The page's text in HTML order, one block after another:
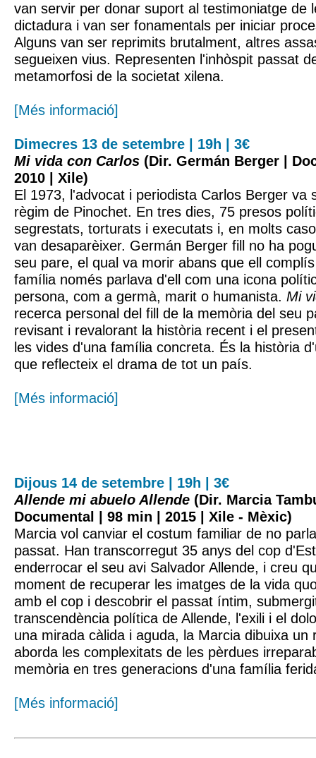
van servir per donar suport al testimoniatge de
dictadura i van ser fonamentals per iniciar
Alguns van ser reprimits brutalment, altres
segueixen vius. Representen l'inhòspit passat
metamorfosi de la societat xilena.
[Més informació]
Dimecres 13 de setembre | 19h | 3€
Mi vida con Carlos (Dir. Germán Berger |
2010 | Xile)
El 1973, l'advocat i periodista Carlos Berger va
règim de Pinochet. En tres dies, 75 presos
segrestats, torturats i executats i, en molts
van desaparèixer. Germán Berger fill no ha
seu pare, el qual va morir abans que ell
família només parlava d'ell com una icona
persona, com a germà, marit o humanista. Mi
recerca personal del fill de la memòria del seu
revisant i revalorant la història recent i el
les vides d'una família concreta. És la història
que reflecteix el drama de tot un país.
[Més informació]
Dijous 14 de setembre | 19h | 3€
Allende mi abuelo Allende (Dir. Marcia
Documental | 98 min | 2015 | Xile - Mèxic)
Marcia vol canviar el costum familiar de no
passat. Han transcorregut 35 anys del cop
enderrocar el seu avi Salvador Allende, i creu
moment de recuperar les imatges de la vida
amb el cop i descobrir el passat íntim,
transcendència política de Allende, l'exili i el
una mirada càlida i aguda, la Marcia dibuixa un
aborda les complexitats de les pèrdues
memòria en tres generacions d'una família
[Més informació]